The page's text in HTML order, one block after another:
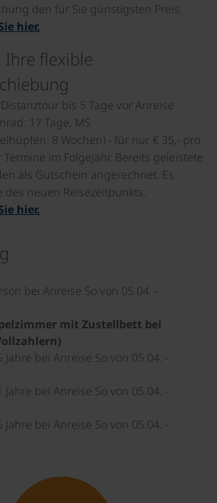
den für Sie günstigsten Preis.
hier.
Ihre flexible
bis 5 Tage vor Anreise
17 Tage, MS
8 Wochen) - für nur € 35,- pro
im Folgejahr. Bereits geleistete
als Gutschein angerechnet. Es
des neuen Reisezeitpunkts.
hier.
bei Anreise So von 05.04. -
mit Zustellbett bei
Jahre bei Anreise So von 05.04. -
Jahre bei Anreise So von 05.04. -
Jahre bei Anreise So von 05.04. -